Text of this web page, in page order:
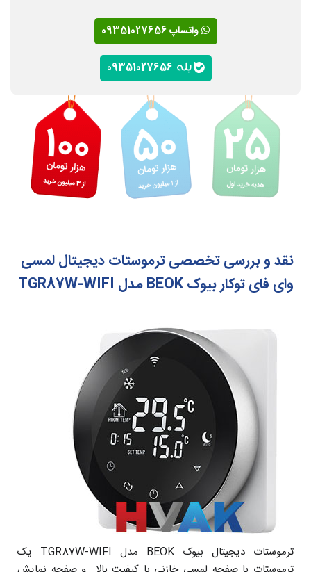
واتساپ 09351027656
نقد و بررسی تخصصی ترموستات دیجیتال لمسی
وای فای توکار بیوک BEOK مدل TGR87W-WIFI
ترموستات دیجیتال بیوک BEOK مدل TGR87W-WIFI یک